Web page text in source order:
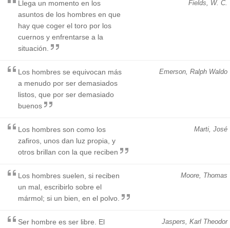
Fields, W. C.
Llega un momento en los
asuntos de los hombres en que
hay que coger el toro por los
cuernos y enfrentarse a la
situación.
Emerson, Ralph Waldo
Los hombres se equivocan más
a menudo por ser demasiados
listos, que por ser demasiado
buenos
Marti, José
Los hombres son como los
zafiros, unos dan luz propia, y
otros brillan con la que reciben
Moore, Thomas
Los hombres suelen, si reciben
un mal, escribirlo sobre el
mármol; si un bien, en el polvo.
Jaspers, Karl Theodor
Ser hombre es ser libre. El